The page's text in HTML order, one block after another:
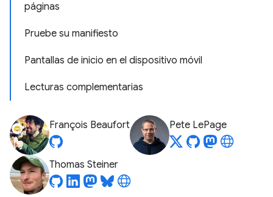
páginas
Pruebe su manifiesto
Pantallas de inicio en el dispositivo móvil
Lecturas complementarias
François Beaufort Pete LePage
Thomas Steiner